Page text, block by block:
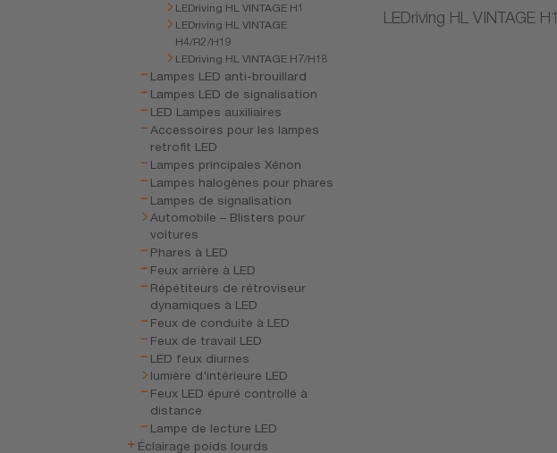
LEDriving HL VINTAGE H1
LEDriving HL VINTAGE
H4/R2/H19
LEDriving HL VINTAGE H7/H18
Lampes LED anti-brouillard
Lampes LED de signalisation
LED Lampes auxiliaires
Accessoires pour les lampes
retrofit LED
Lampes principales Xénon
Lampes halogènes pour phares
Lampes de signalisation
Automobile – Blisters pour
voitures
Phares à LED
Feux arrière à LED
Répétiteurs de rétroviseur
dynamiques à LED
Feux de conduite à LED
Feux de travail LED
LED feux diurnes
lumière d'intérieure LED
Feux LED épuré controllé à
distance
Lampe de lecture LED
Éclairage poids lourds
LEDriving HL VINTAGE H1